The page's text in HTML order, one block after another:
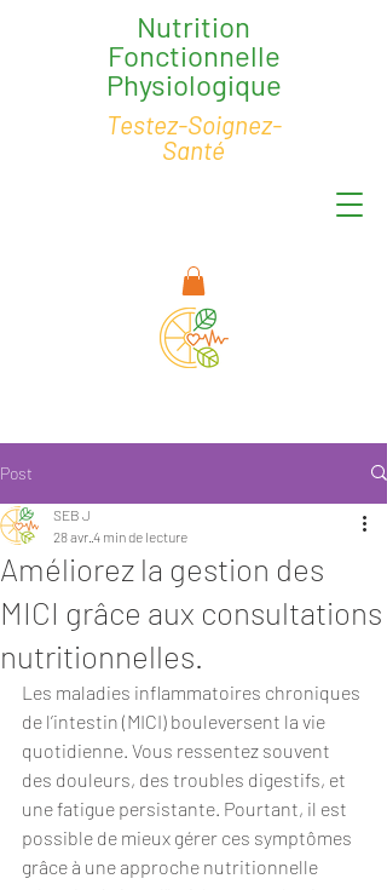
Nutrition
Fonctionnelle
Physiologique
Testez-Soignez-
Santé
Post
Améliorez la gestion des
MICI grâce aux consultations
nutritionnelles.
SEB J
28 avr. 4 min de lecture
Les maladies inflammatoires chroniques
de l’intestin (MICI) bouleversent la vie
quotidienne. Vous ressentez souvent
des douleurs, des troubles digestifs, et
une fatigue persistante. Pourtant, il est
possible de mieux gérer ces symptômes
grâce à une approche nutritionnelle